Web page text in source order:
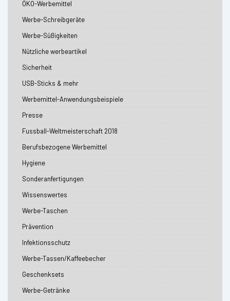
ÖKO-Werbemittel
Werbe-Schreibgeräte
Werbe-Süßigkeiten
Nützliche werbeartikel
Sicherheit
USB-Sticks & mehr
Werbemittel-Anwendungsbeispiele
Presse
Fussball-Weltmeisterschaft 2018
Berufsbezogene Werbemittel
Hygiene
Sonderanfertigungen
Wissenswertes
Werbe-Taschen
Prävention
Infektionsschutz
Werbe-Tassen/Kaffeebecher
Geschenksets
Werbe-Getränke